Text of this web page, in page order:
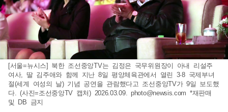
[서울=뉴시스] 북한 조선중앙TV는 김정은 국무위원장이 아내 리설주
여사, 딸 김주애와 함께 지난 8일 평양체육관에서 열린 3·8 국제부녀
절(세계 여성의 날) 기념 공연을 관람했다고 조선중앙TV가 9일 보도했
다. (사진=조선중앙TV 캡처) 2026.03.09. photo@newsis.com *재판매
및 DB 금지